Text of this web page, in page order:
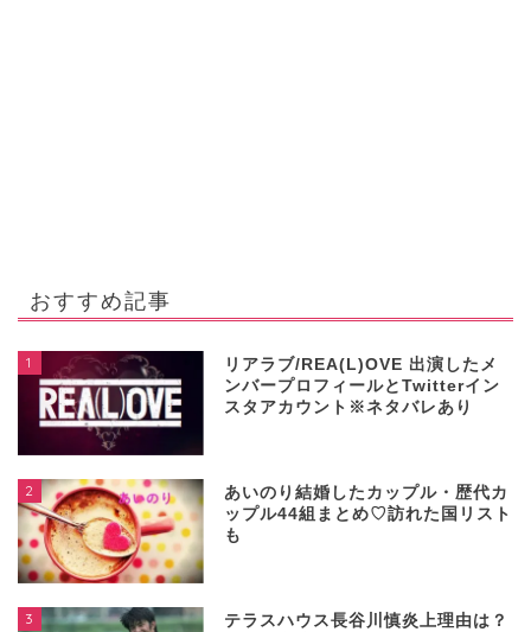
おすすめ記事
1
リアラブ/REA(L)OVE 出演したメ
ンバープロフィールとTwitterイン
スタアカウント※ネタバレあり
2
あいのり結婚したカップル・歴代カ
ップル44組まとめ♡訪れた国リスト
も
3
テラスハウス長谷川慎炎上理由は？